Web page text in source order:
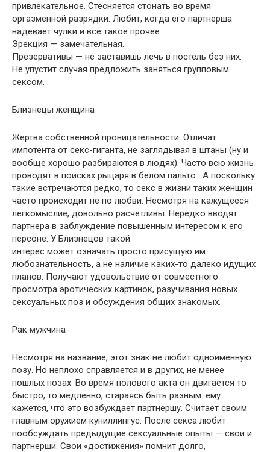
привлекательное. Стесняется стонать во время
оргазменной разрядки. Любит, когда его партнерша
надевает чулки и все такое прочее.
Эрекция — замечательная.
Презервативы — не заставишь лечь в постель без них.
Не упустит случая предложить заняться групповым
сексом.
Близнецы женщина
Жертва собственной проницательности. Отличат
импотента от секс-гиганта, не заглядывая в штаны (ну и
вообще хорошо разбираются в людях). Часто всю жизнь
проводят в поисках рыцаря в белом пальто . А поскольку
такие встречаются редко, то секс в жизни таких женщин
часто происходит не по любви. Несмотря на кажущееся
легкомыслие, довольно расчетливы. Нередко вводят
партнера в заблуждение повышенным интересом к его
персоне. У Близнецов такой
интерес может означать просто присущую им
любознательность, а не наличие каких-то далеко идущих
планов. Получают удовольствие от совместного
просмотра эротических картинок, разучивания новых
сексуальных поз и обсуждения общих знакомых.
Рак мужчина
Несмотря на название, этот знак не любит одноименную
позу. Но неплохо справляется и в других, не менее
пошлых позах. Во время полового акта он двигается то
быстро, то медленно, стараясь быть разным: ему
кажется, что это возбуждает партнершу. Считает своим
главным оружием куниллингус. После секса любит
пообсуждать предыдущие сексуальные опыты — свои и
партнерши. Свои «достижения» помнит долго,